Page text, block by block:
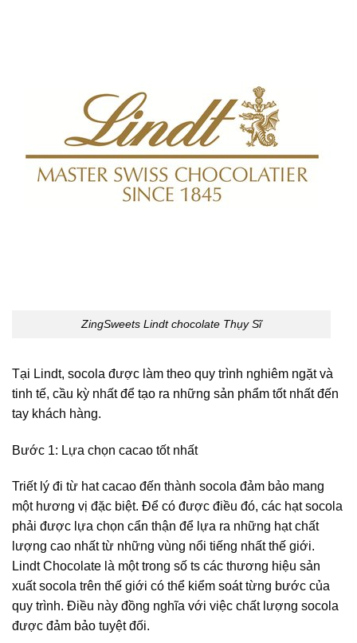
ZingSweets Lindt chocolate Thụy Sĩ
Tại Lindt, socola được làm theo quy trình nghiêm ngặt và
tinh tế, cầu kỳ nhất để tạo ra những sản phẩm tốt nhất đến
tay khách hàng.
Bước 1: Lựa chọn cacao tốt nhất
Triết lý đi từ hat cacao đến thành socola đảm bảo mang
một hương vị đặc biệt. Để có được điều đó, các hạt socola
phải được lựa chọn cẩn thận để lựa ra những hạt chất
lượng cao nhất từ những vùng nổi tiếng nhất thế giới.
Lindt Chocolate là một trong số ts các thương hiệu sản
xuất socola trên thế giới có thể kiểm soát từng bước của
quy trình. Điều này đồng nghĩa với việc chất lượng socola
được đảm bảo tuyệt đối.